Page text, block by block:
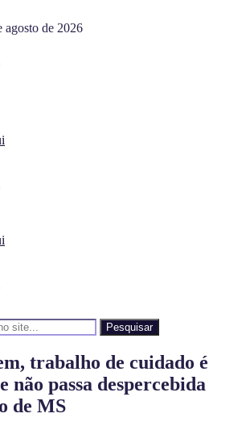
agosto de 2026
Pesquisar
trabalho de cuidado é
não passa despercebida
de MS